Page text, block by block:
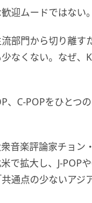
迎ムードではない。
部門から切り離
なくない。なぜ、
、C-POPをひとつ
音楽評論家チョン
で拡大し、J-POP
通点の少ないア